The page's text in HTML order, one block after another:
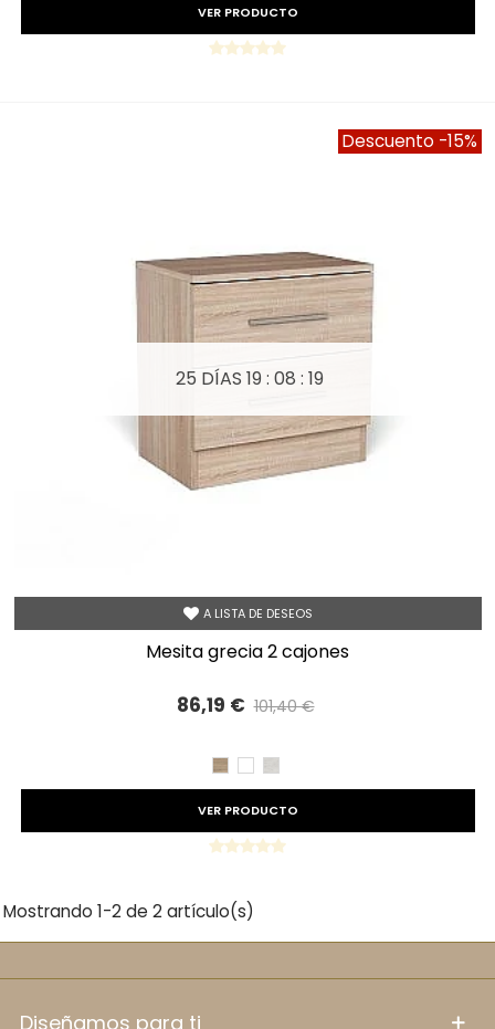
VER PRODUCTO
Descuento -15%
A LISTA DE DESEOS
25 DÍAS 19 : 08 : 19
mesita grecia 2 cajones
86,19 € 101,40 €
CAMBRIAN
BLANCO
VER PRODUCTO
Mostrando 1-2 de 2 artículo(s)
diseñamos para ti